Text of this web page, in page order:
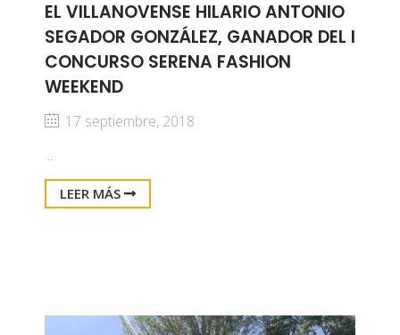
EL VILLANOVENSE HILARIO ANTONIO
SEGADOR GONZÁLEZ, GANADOR DEL I
CONCURSO SERENA FASHION
WEEKEND
17 septiembre, 2018
...
LEER MÁS